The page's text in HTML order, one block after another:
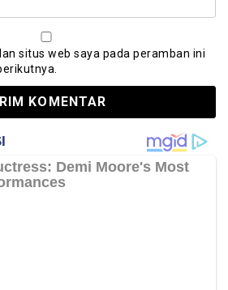
situs web saya pada peramban ini